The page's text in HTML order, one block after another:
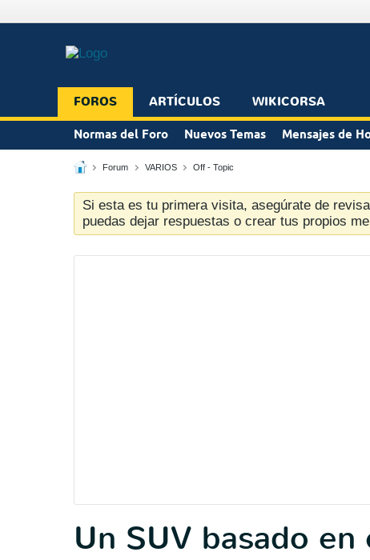
FOROS ARTÍCULOS WIKICORSA
Normas del Foro Nuevos Temas Mensajes de
Forum VARIOS Off - Topic
Si esta es tu primera visita, asegúrate de
puedas dejar respuestas o crear tus propios
Un SUV basado